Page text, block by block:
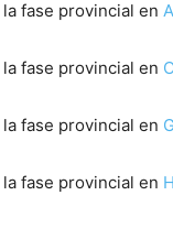
fase provincial en
fase provincial en
fase provincial en
fase provincial en